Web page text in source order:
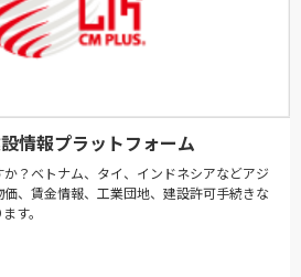
情報プラットフォーム
？ベトナム、タイ、インドネシアなどアジ
、賃金情報、工業団地、建設許可手続きな
す。